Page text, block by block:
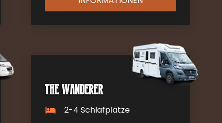
The Wanderer
2-4 Schlafplätze